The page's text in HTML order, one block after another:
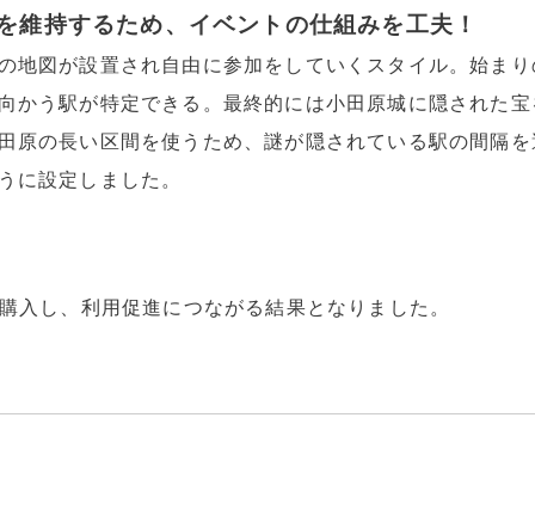
維持するため、イベントの仕組みを工夫！
地図が設置され自由に参加をしていくスタイル。始ま
かう駅が特定できる。最終的には小田原城に隠された
原の長い区間を使うため、謎が隠されている駅の間隔
に設定しました。
入し、利用促進につながる結果となりました。